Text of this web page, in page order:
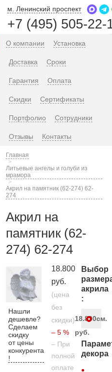
м. Ленинский проспект
+7 (495) 505-22-
О компании Установка
Доставка Сроки
Гарантия Оплата
Скидки Сертификаты
Портфолио Сотрудники
Отзывы Контакты
Главная
Литьевые ангелы и голуби из
мрамора
Акрил на памятник (62-274) 62-
274
Акрил на
памятник (62-
274) 62-274
Нашли
дешевле?
Сделаем
скидку
от цены
конкурента
!
18.800
руб.
(цена
без
скидки)
– 5 %
– При
полной
оплате
Выбор
акрила
:
18.800
руб.
см.
декора